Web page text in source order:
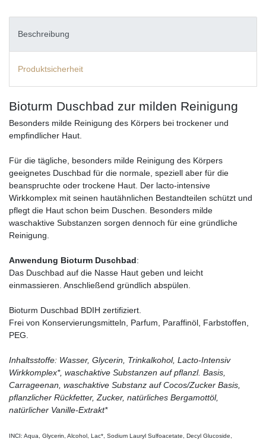
Beschreibung
Produktsicherheit
Bioturm Duschbad zur milden Reinigung
Besonders milde Reinigung des Körpers bei trockener und
empfindlicher Haut.
Für die tägliche, besonders milde Reinigung des Körpers
geeignetes Duschbad für die normale, speziell aber für die
beanspruchte oder trockene Haut. Der lacto-intensive
Wirkkomplex mit seinen hautähnlichen Bestandteilen schützt und
pflegt die Haut schon beim Duschen. Besonders milde
waschaktive Substanzen sorgen dennoch für eine gründliche
Reinigung.
Anwendung Bioturm Duschbad:
Das Duschbad auf die Nasse Haut geben und leicht
einmassieren. Anschließend gründlich abspülen.
Bioturm Duschbad BDIH zertifiziert.
Frei von Konservierungsmitteln, Parfum, Paraffinöl, Farbstoffen,
PEG.
Inhaltsstoffe: Wasser, Glycerin, Trinkalkohol, Lacto-Intensiv
Wirkkomplex*, waschaktive Substanzen auf pflanzl. Basis,
Carrageenan, waschaktive Substanz auf Cocos/Zucker Basis,
pflanzlicher Rückfetter, Zucker, natürliches Bergamottöl,
natürlicher Vanille-Extrakt*
INCI: Aqua, Glycerin, Alcohol, Lac*, Sodium Lauryl Sulfoacetate, Decyl Glucoside,